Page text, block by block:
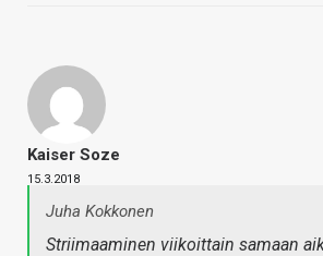
Kaiser Soze
15.3.2018
Juha Kokkonen
Striimaaminen viikoittain samaan